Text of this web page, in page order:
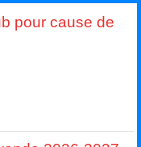
pour cause de